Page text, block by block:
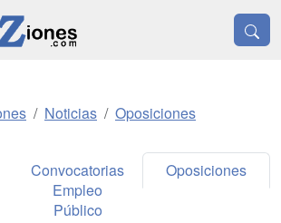
Noticias Oposiciones
Convocatorias
Empleo
Público
Oposiciones